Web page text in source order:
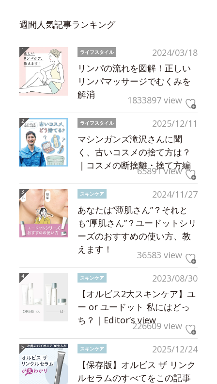
週間人気記事ランキング
2024/03/18
ライフスタイル
リンパの流れを図解！正しい
リンパマッサージでむくみを
解消
1833897 view
2025/12/11
ライフスタイル
マシンガンズ滝沢さんに聞
く、古いコスメの捨て方は？
｜コスメの断捨離・捨て方編
65891 view
2024/11/27
スキンケア
あなたは“薄肌さん”？それと
も“厚肌さん”？ユードットシリ
ーズのおすすめの使い方、教
えます！
36583 view
2023/08/30
スキンケア
【オルビス2大スキンケア】ユ
ー or ユードット 私にはどっ
ち？｜Editor’s view226609 view
2025/12/24
スキンケア
【保存版】オルビス ザ リンク
ルセラムのすべてをこの記事